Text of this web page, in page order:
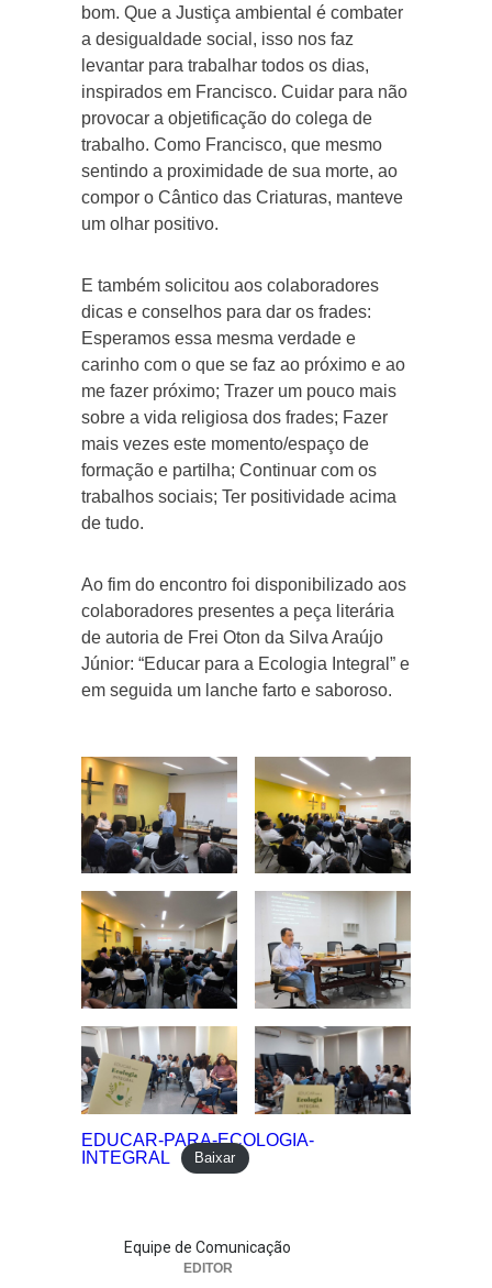
bom. Que a Justiça ambiental é combater
a desigualdade social, isso nos faz
levantar para trabalhar todos os dias,
inspirados em Francisco. Cuidar para não
provocar a objetificação do colega de
trabalho. Como Francisco, que mesmo
sentindo a proximidade de sua morte, ao
compor o Cântico das Criaturas, manteve
um olhar positivo.
E também solicitou aos colaboradores
dicas e conselhos para dar os frades:
Esperamos essa mesma verdade e
carinho com o que se faz ao próximo e ao
me fazer próximo; Trazer um pouco mais
sobre a vida religiosa dos frades; Fazer
mais vezes este momento/espaço de
formação e partilha; Continuar com os
trabalhos sociais; Ter positividade acima
de tudo.
Ao fim do encontro foi disponibilizado aos
colaboradores presentes a peça literária
de autoria de Frei Oton da Silva Araújo
Júnior: “Educar para a Ecologia Integral” e
em seguida um lanche farto e saboroso.
EDUCAR-PARA-ECOLOGIA-
INTEGRAL
Baixar
Equipe de Comunicação
EDITOR